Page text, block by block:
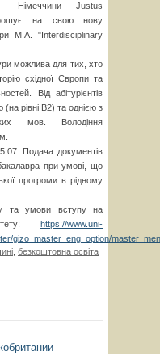
Німеччини Justus
на свою нову
M.A. "Interdisciplinary
можлива для тих, хто
східної Європи та
Від абітурієнтів
(на рівні В2) та однією з
мов. Володіння
Подача документів
при умові, що
прогроми в рідному
та умови вступу на
https://www.uni-
gizo_master_eng_option/
безкоштовна освіта